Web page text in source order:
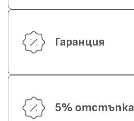
Гаранция
5% отстъпка